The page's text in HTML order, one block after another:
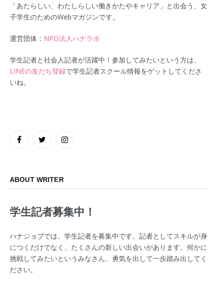
「あたらしい、わたしらしい働きかたやキャリア」と出会う、女
子学生のためのWebマガジンです。
運営団体： NPO法人ハナラボ
学生記者と社会人記者が活躍中！参加してみたいという方は、
LINEの友だち登録で学生記者スクール情報をゲットしてくださ
いね。
FacebookTwitter Instagram
ABOUT WRITER
学生記者募集中！
ハナジョブでは、学生記者を募集中です。記者としてスキルが身
につくだけでなく、たくさんの新しい出会いがあります。何かに
挑戦してみたいというみなさん、勇気を出して一歩踏み出してく
ださい。